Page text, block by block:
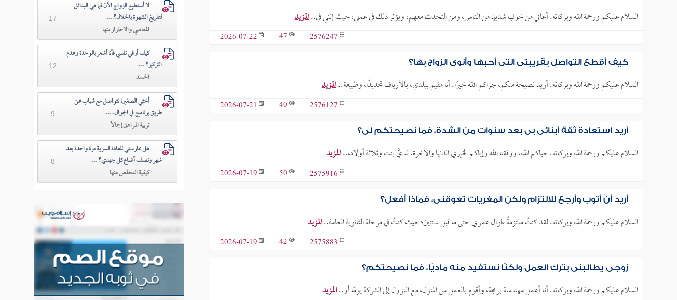
السلام عليكم ورحمة الله وبركاته. أعاني من خوفٍ شديدٍ من الناس، ومن التحدث معهم، ويؤثر ذلك في عملي، حيث إنني في..المزيد
2576247
47
2026-07-22
كيف أقطع التواصل بقريبتي التي أحبها وأنوي الزواج بها؟
السلام عليكم ورحمة الله وبركاته. أريد نصيحة منكم، جزاكم الله خيرًا. أنا مقيم ببلدي، بالأرياف تحديدًا، وطبيعة..المزيد
2576127
40
2026-07-21
أريد استعادة ثقة أبنائي بي بعد سنوات من الشدة، فما نصيحتكم لي؟
السلام عليكم ورحمة الله وبركاته. حياكم الله، ووفقنا الله وإياكم لخيري الدنيا والآخرة. لديَّ بنت وثلاثة أولاد،..المزيد
2575916
50
2026-07-19
أريد أن أتوب وأرجع للالتزام ولكن المغريات تعوقني، فماذا أفعل؟
السلام عليكم ورحمة الله وبركاته. لقد كنتُ ملتزمةً طوال عمري حتى ما قبل سنتين؛ حيث كنتُ في مرحلة الثانوية العامة..المزيد
2575883
42
2026-07-19
زوجي يطالبني بترك العمل ولكنّا نستفيد منه ماديًا، فما نصيحتكم؟
السلام عليكم ورحمة الله وبركاته. أنا أعمل مهندسة برمجة، وأقوم بالعمل من المنزل، مع النزول إلى الشركة يومًا أو..المزيد
لا أستطيع الزواج الآن فما هي البدائل
لتفريغ الشهوة بالحلال؟ ...
المعاصي والاحتراز منها
17
كيف أرقي نفسي فأنا أشعر بالوحدة وعدم
التركيز؟ ...
الحسد
12
أختي الصغيرة تتواصل مع شباب عن
طريق برنامج في الجوال. ...
تربية المراهق إجمالاً
9
هل ممارستي للعادة السرية مرة واحدة بعد
شهر ونصف أضاع كل جهدي؟ ...
كيفية التخلص منها
8